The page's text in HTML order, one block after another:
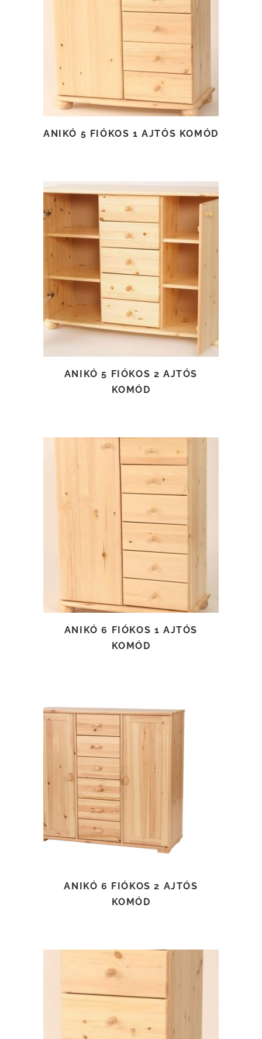
TOVÁBB OLVASOM
ANIKÓ 5 FIÓKOS 1 AJTÓS KOMÓD
TOVÁBB OLVASOM
ANIKÓ 5 FIÓKOS 2 AJTÓS
KOMÓD
TOVÁBB OLVASOM
ANIKÓ 6 FIÓKOS 1 AJTÓS
KOMÓD
TOVÁBB OLVASOM
ANIKÓ 6 FIÓKOS 2 AJTÓS
KOMÓD